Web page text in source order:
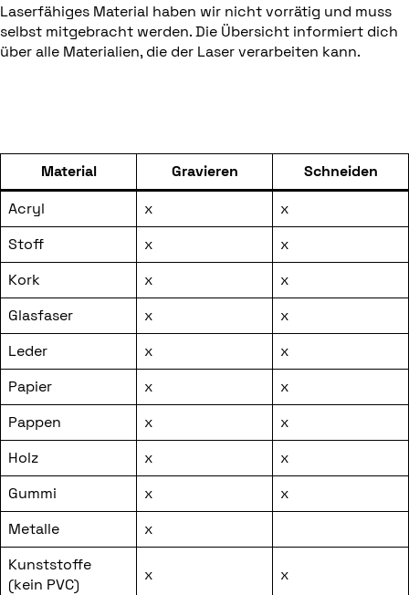
Laserfähiges Material haben wir nicht vorrätig und muss
selbst mitgebracht werden. Die Übersicht informiert dich
über alle Materialien, die der Laser verarbeiten kann.
Material Gravieren
Schneiden
Acryl
x
x
Stoff
x
x
Kork
x
x
Glasfaser
x
x
Leder
x
x
Papier
x
x
Pappen
x
x
Holz
x
x
Gummi
x
x
Metalle
x
Kunststoffe
(kein PVC)
x x